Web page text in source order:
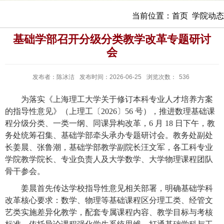
当前位置： 首页 学院动态
基础学部召开分级分类教学改革专题研讨
会
发布者：陈冰洁 发布时间：2026-06-25 浏览次数： 536
为落实《上海理工大学关于修订本科专业人才培养方案
的指导性意见》（上理工〔 2026〕56 号），推进数理基础课
程分级分类、一类一纲、同课异构改革，6 月 18 日下午，教
务处统筹召集、基础学部牵头承办专题研讨会。教务处副处
长姜晨、张鲁潮，基础学部教学副院长汪文军，各工科专业
学院教学院长、专业负责人及 大学数学、大学物理课程团队
骨干参会。
姜晨首先传达学校指导性意见相关部署，明确基础学科
改革核心要求：数学、物理等基础课程区分理工类、经管文
艺类实施差异化教学，配套专属课程内容、教学目标与考核